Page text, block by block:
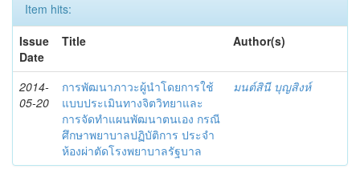
Item hits:
Issue
Date
Title Author(s)
2014-
05-20
การพัฒนาภาวะผู้นำโดยการใช้
แบบประเมินทางจิตวิทยาและ
การจัดทำแผนพัฒนาตนเอง กรณี
ศึกษาพยาบาลปฏิบัติการ ประจำ
ห้องผ่าตัดโรงพยาบาลรัฐบาล
มนต์สินี บุญสิงห์